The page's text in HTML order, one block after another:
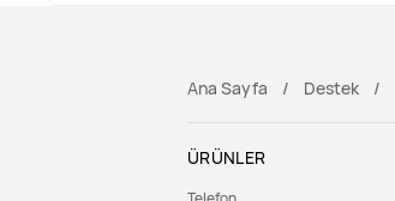
Ana Sayfa Destek
ÜRÜNLER